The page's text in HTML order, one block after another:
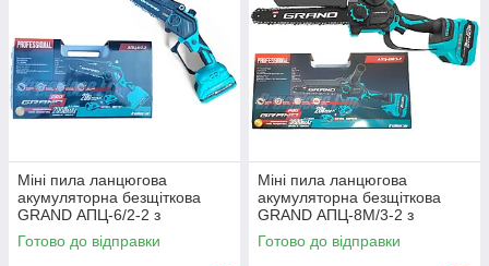
Міні пила ланцюгова
акумуляторна безщіткова
GRAND АПЦ-6/2-2 з
механічною системою
змащення з праймером
Готово до відправки
Міні пила ланцюгова
акумуляторна безщіткова
GRAND АПЦ-8М/3-2 з
механічним мастилом
ланцюга (праймер)
Готово до відправки